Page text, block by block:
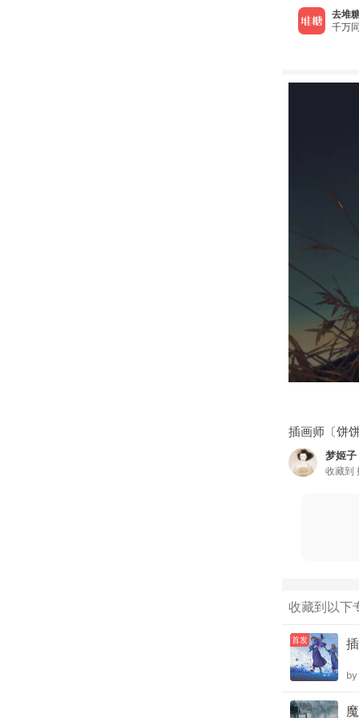
去堆
千万
插画师〔饼
梦姬子
收藏到
收藏到以下
首发
by